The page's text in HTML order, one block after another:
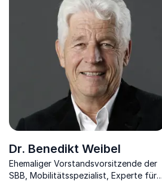
Dr. Benedikt Weibel
Ehemaliger Vorstandsvorsitzende der
SBB, Mobilitätsspezialist, Experte für